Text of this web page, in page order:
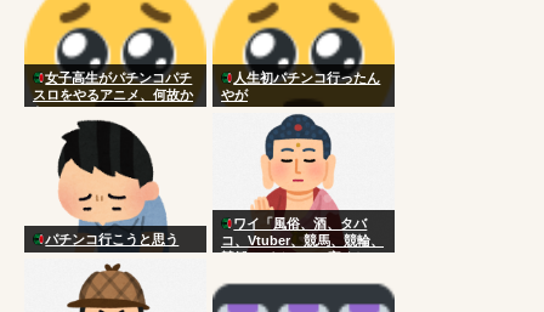
女子高生がパチンコパチ
スロをやるアニメ、何故か
ない
人生初パチンコ行ったん
やが
パチンコ行こうと思う
ワイ「風俗、酒、タバ
コ、Vtuber、競馬、競輪、
競艇、パチンコ、宝くじ一
ん」